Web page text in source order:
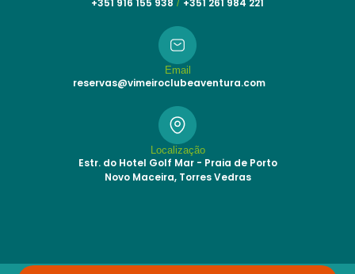
/
Email
reservas@vimeiroclubeaventura.com
Localização
Estr. do Hotel Golf Mar - Praia de Porto
Novo Maceira, Torres Vedras